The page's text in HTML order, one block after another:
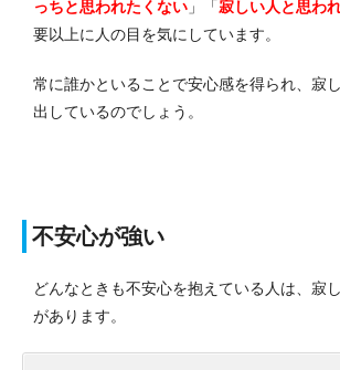
っちと思われたくない 」「寂しい人と思わ
要以上に人の目を気にしています。
常に誰かといることで安心感を得られ、寂
出しているのでしょう。
不安心が強い
どんなときも不安心を抱えている人は、寂
があります。